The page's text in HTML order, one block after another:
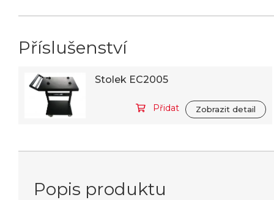
Příslušenství
Stolek EC2005
Zobrazit detail
Přidat
Popis produktu